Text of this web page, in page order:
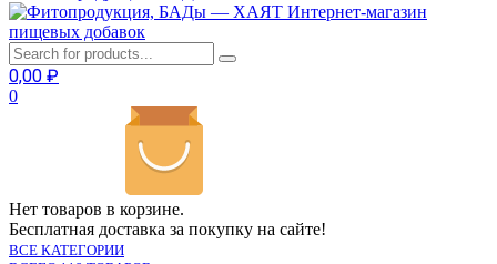
Интернет-магазин
пищевых добавок
0,00 ₽
0
Нет товаров в корзине.
Бесплатная доставка за покупку на сайте!
ВСЕ КАТЕГОРИИ